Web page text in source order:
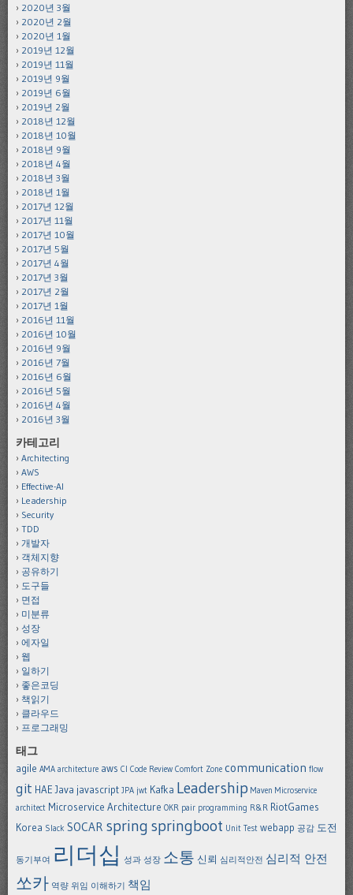
2020년 3월
2020년 2월
2020년 1월
2019년 12월
2019년 11월
2019년 9월
2019년 6월
2019년 2월
2018년 12월
2018년 10월
2018년 9월
2018년 4월
2018년 3월
2018년 1월
2017년 12월
2017년 11월
2017년 10월
2017년 5월
2017년 4월
2017년 3월
2017년 2월
2017년 1월
2016년 11월
2016년 10월
2016년 9월
2016년 7월
2016년 6월
2016년 5월
2016년 4월
2016년 3월
카테고리
Architecting
AWS
Effective-AI
Leadership
Security
TDD
개발자
객체지향
공유하기
도구들
면접
미분류
성장
에자일
웹
일하기
좋은코딩
책읽기
클라우드
프로그래밍
태그
agile AMA architecture aws CI Code Review Comfort Zone communication flow
git HAE Java javascript JPA jwt Kafka Leadership Maven Microservice
architect Microservice Architecture OKR pair programming R&R RiotGames
Korea Slack SOCAR spring springboot Unit Test webapp 공감 도전
동기부여 리더십 성과 성장 소통 신뢰 심리적안전 심리적 안전
쏘카 역량 위임 이해하기 책임